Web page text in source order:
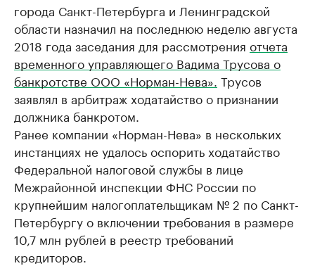
города Санкт-Петербурга и Ленинградской
области назначил на последнюю неделю августа
2018 года заседания для рассмотрения отчета
временного управляющего Вадима Трусова о
банкротстве ООО «Норман-Нева». ​Трусов
заявлял в арбитраж ходатайство о признании
должника банкротом.
Ранее компании «Норман-Нева» в нескольких
инстанциях не удалось оспорить ходатайство
Федеральной налоговой службы в лице
Межрайонной инспекции ФНС России по
крупнейшим налогоплательщикам № 2 по Санкт-
Петербургу о включении требования в размере
10,7 млн рублей в реестр требований
кредиторов.